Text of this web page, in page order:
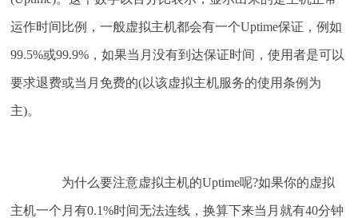
运作时间比例，一般虚拟主机都会有一个Uptime保证，例如
99.5%或99.9%，如果当月没有到达保证时间，使用者是可以
要求退费或当月免费的(以该虚拟主机服务的使用条例为
主)。
为什么要注意虚拟主机的Uptime呢?如果你的虚拟
主机一个月有0.1%时间无法连线，换算下来当月就有40分钟